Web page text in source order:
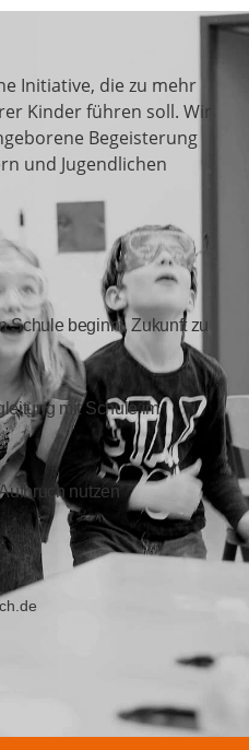
Initiative, die zu mehr
Kinder führen soll. Wir
Begeisterung
und Jugendlichen
Schule beginnt, Zukunft zu
mit Schule im
nutzen